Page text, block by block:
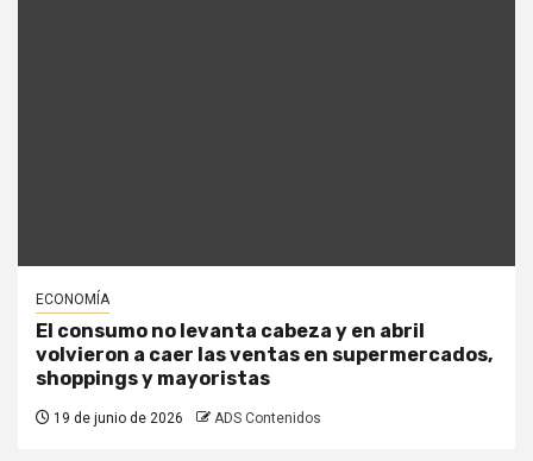
ECONOMÍA
El consumo no levanta cabeza y en abril
volvieron a caer las ventas en supermercados,
shoppings y mayoristas
19 de junio de 2026 ADS Contenidos